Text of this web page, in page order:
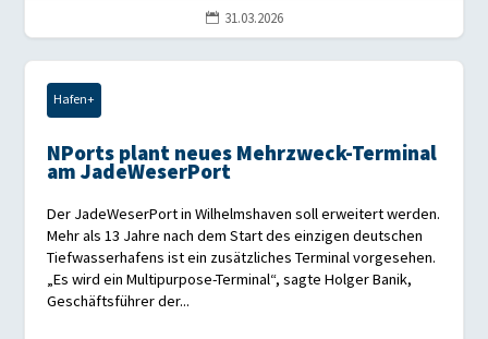
 31.03.2026
Hafen+
NPorts plant neues Mehrzweck-Terminal
am JadeWeserPort
Der JadeWeserPort in Wilhelmshaven soll erweitert werden.
Mehr als 13 Jahre nach dem Start des einzigen deutschen
Tiefwasserhafens ist ein zusätzliches Terminal vorgesehen.
„Es wird ein Multipurpose-Terminal“, sagte Holger Banik,
Geschäftsführer der...